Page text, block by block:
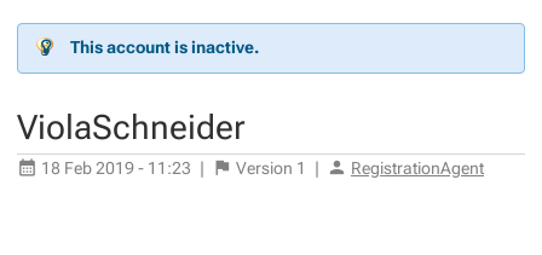
This account is inactive.
ViolaSchneider
18 Feb 2019 - 11:23 | Version 1 | RegistrationAgent